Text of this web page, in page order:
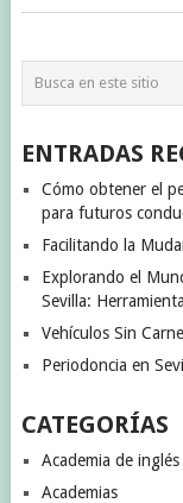
ENTRADAS
Cómo obtener el
para futuros
Facilitando la
Explorando el
Sevilla:
Vehículos Sin
Periodoncia en
CATEGORÍAS
Academia de inglés
Academias